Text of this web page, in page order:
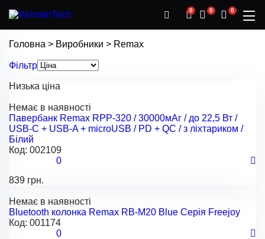
0 0 0
Головна > Виробники > Remax
Фільтр
Низька ціна
Немає в наявності
Павербанк Remax RPP-320 / 30000мАг / до 22,5 Вт /
USB-C + USB-A + microUSB / PD + QC / з ліхтариком /
Білий
Код: 002109
0
839 грн.
Немає в наявності
Bluetooth колонка Remax RB-M20 Blue Серія Freejoy
Код: 001174
0